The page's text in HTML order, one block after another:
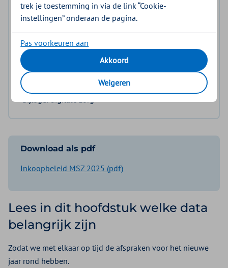
Planning en termijnen
Aanvullingen en wijzigingen
Bijlage: Inkoopvoorwaarden
Bijlage: digitale zorg
Download als pdf
Inkoopbeleid MSZ 2025 (pdf)
Lees in dit hoofdstuk welke data
belangrijk zijn
Zodat we met elkaar op tijd de afspraken voor het nieuwe
jaar rond hebben.
trek je toestemming in via de link “Cookie-
instellingen” onderaan de pagina.
Pas voorkeuren aan
Akkoord
Weigeren